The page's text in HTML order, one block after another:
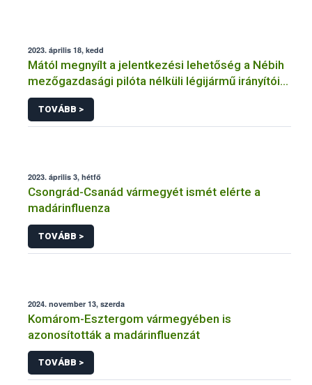
2023. április 18, kedd
Mától megnyílt a jelentkezési lehetőség a Nébih
mezőgazdasági pilóta nélküli légijármű irányítói
nyilvántartásába
TOVÁBB >
2023. április 3, hétfő
Csongrád-Csanád vármegyét ismét elérte a
madárinfluenza
TOVÁBB >
2024. november 13, szerda
Komárom-Esztergom vármegyében is
azonosították a madárinfluenzát
TOVÁBB >